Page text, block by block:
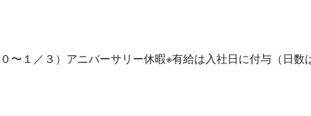
〜１／３）アニバーサリー休暇※有給は入社日に付与（日数